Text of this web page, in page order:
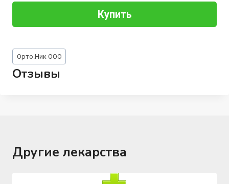
Купить
Метки
записи:
Орто.Ник ООО
Отзывы
Другие лекарства